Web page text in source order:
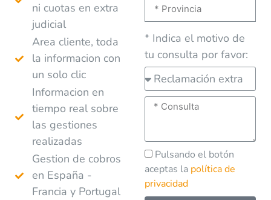
ni cuotas en extra
judicial
Area cliente, toda
la informacion con
un solo clic
Informacion en
tiempo real sobre
las gestiones
realizadas
Gestion de cobros
en España -
Francia y Portugal
* Indica el motivo de
tu consulta por favor:
Pulsando el botón
aceptas la política de
privacidad